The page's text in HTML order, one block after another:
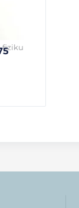
fiziku